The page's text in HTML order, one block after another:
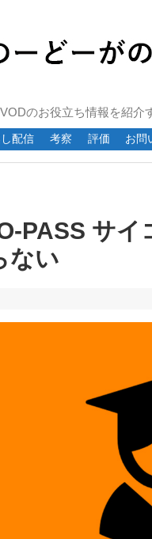
のお役立ち情報を紹介
配信 考察 評価 お問
PASS サ
ない